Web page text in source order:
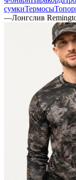
сумкиТермосы
—Лонгслив